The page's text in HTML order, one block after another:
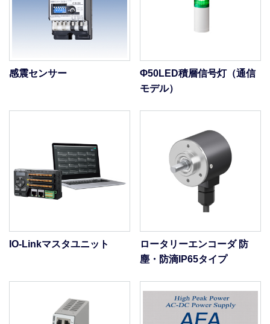
感震センサー
Φ50LED積層信号灯（通信
モデル）
IO-Linkマスタユニット
ロータリーエンコーダ 防
塵・防滴IP65タイプ